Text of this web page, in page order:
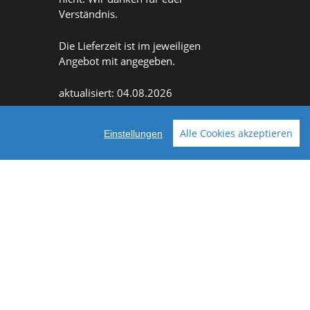
Verständnis.
Die Lieferzeit ist im jeweiligen
Angebot mit angegeben.
aktualisiert: 04.08.2026
Einstellungen Alle Cookies akzeptieren